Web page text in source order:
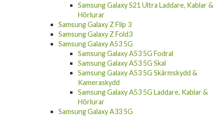
Samsung Galaxy S21 Ultra Laddare, Kablar &
Hörlurar
Samsung Galaxy Z Flip 3
Samsung Galaxy Z Fold3
Samsung Galaxy A53 5G
Samsung Galaxy A53 5G Fodral
Samsung Galaxy A53 5G Skal
Samsung Galaxy A53 5G Skärmskydd &
Kameraskydd
Samsung Galaxy A53 5G Laddare, Kablar &
Hörlurar
Samsung Galaxy A33 5G